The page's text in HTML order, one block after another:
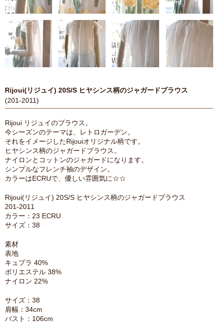
Rijoui(リジュイ) 20S/S ヒヤシンス柄のジャガードブラウス
(201-2011)
Rijoui リジュイのブラウス。
今シーズンのテーマは、レトロガーデン。
それをイメージしたRijouiオリジナル柄です。
ヒヤシンス柄のジャガードブラウス。
ナイロンとコットンのジャガードになります。
シンプルなフレンチ袖のデザイン。
カラーはECRUで、優しい雰囲気に☆☆
Rijoui(リジュイ) 20S/S ヒヤシンス柄のジャガードブラウス
201-2011
カラー：23 ECRU
サイズ：38
素材
表地
キュプラ 40%
ポリエステル 38%
ナイロン 22%
サイズ：38
肩幅：34cm
バスト：106cm